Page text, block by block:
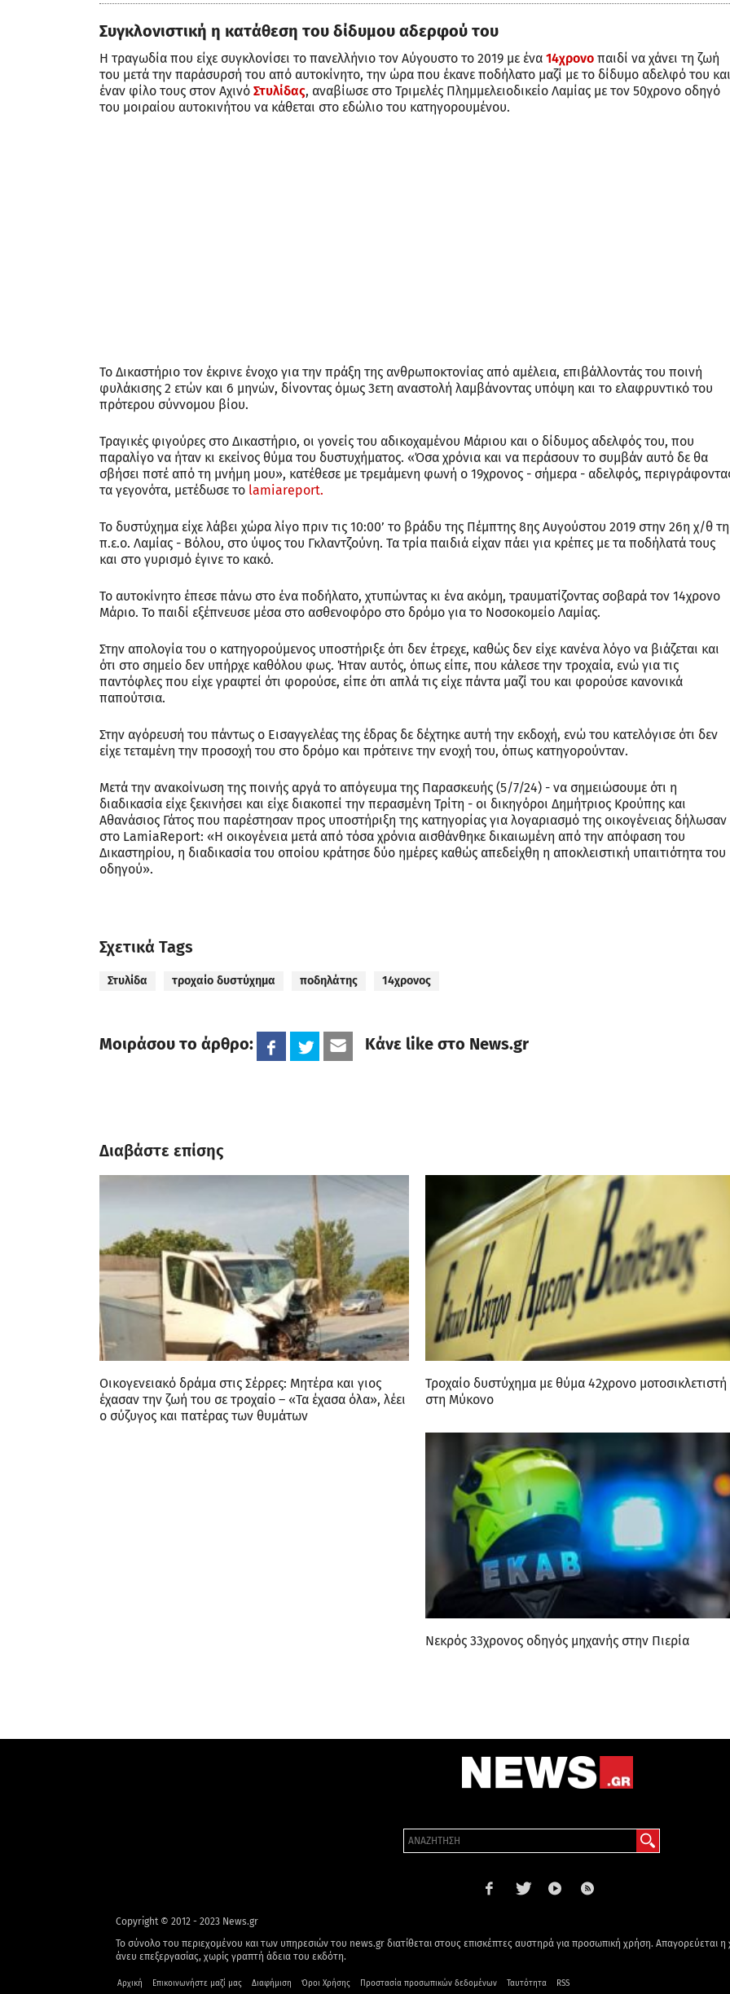
Συγκλονιστική η κατάθεση του δίδυμου αδερφού του
Η τραγωδία που είχε συγκλονίσει το πανελλήνιο τον Αύγουστο το 2019 με ένα 14χρονο παιδί να χάνει τη ζωή
του μετά την παράσυρσή του από αυτοκίνητο, την ώρα που έκανε ποδήλατο μαζί με το δίδυμο αδελφό του και
έναν φίλο τους στον Αχινό Στυλίδας, αναβίωσε στο Τριμελές Πλημμελειοδικείο Λαμίας με τον 50χρονο οδηγό
του μοιραίου αυτοκινήτου να κάθεται στο εδώλιο του κατηγορουμένου.
Το Δικαστήριο τον έκρινε ένοχο για την πράξη της ανθρωποκτονίας από αμέλεια, επιβάλλοντάς του ποινή
φυλάκισης 2 ετών και 6 μηνών, δίνοντας όμως 3ετη αναστολή λαμβάνοντας υπόψη και το ελαφρυντικό του
πρότερου σύννομου βίου.
Τραγικές φιγούρες στο Δικαστήριο, οι γονείς του αδικοχαμένου Μάριου και ο δίδυμος αδελφός του, που
παραλίγο να ήταν κι εκείνος θύμα του δυστυχήματος. «Όσα χρόνια και να περάσουν το συμβάν αυτό δε θα
σβήσει ποτέ από τη μνήμη μου», κατέθεσε με τρεμάμενη φωνή ο 19χρονος - σήμερα - αδελφός,
τα γεγονότα, μετέδωσε το lamiareport.
Το δυστύχημα είχε λάβει χώρα λίγο πριν τις 10:00’ το βράδυ της Πέμπτης 8ης Αυγούστου 2019 στην 26η χ/θ
π.ε.ο. Λαμίας - Βόλου, στο ύψος του Γκλαντζούνη. Τα τρία παιδιά είχαν πάει για κρέπες με τα ποδήλατά τους
και στο γυρισμό έγινε το κακό.
Το αυτοκίνητο έπεσε πάνω στο ένα ποδήλατο, χτυπώντας κι ένα ακόμη, τραυματίζοντας σοβαρά τον 14χρονο
Μάριο. Το παιδί εξέπνευσε μέσα στο ασθενοφόρο στο δρόμο για το Νοσοκομείο Λαμίας.
Στην απολογία του ο κατηγορούμενος υποστήριξε ότι δεν έτρεχε, καθώς δεν είχε κανένα λόγο να βιάζεται και
ότι στο σημείο δεν υπήρχε καθόλου φως. Ήταν αυτός, όπως είπε, που κάλεσε την τροχαία, ενώ για τις
παντόφλες που είχε γραφτεί ότι φορούσε, είπε ότι απλά τις είχε πάντα μαζί του και φορούσε κανονικά
παπούτσια.
Στην αγόρευσή του πάντως ο Εισαγγελέας της έδρας δε δέχτηκε αυτή την εκδοχή, ενώ του κατελόγισε ότι δεν
είχε τεταμένη την προσοχή του στο δρόμο και πρότεινε την ενοχή του, όπως κατηγορούνταν.
Μετά την ανακοίνωση της ποινής αργά το απόγευμα της Παρασκευής (5/7/24) - να σημειώσουμε ότι η
διαδικασία είχε ξεκινήσει και είχε διακοπεί την περασμένη Τρίτη - οι δικηγόροι Δημήτριος Κρούπης και
Αθανάσιος Γάτος που παρέστησαν προς υποστήριξη της κατηγορίας για λογαριασμό της οικογένειας δήλωσαν
στο LamiaReport: «Η οικογένεια μετά από τόσα χρόνια αισθάνθηκε δικαιωμένη από την απόφαση του
Δικαστηρίου, η διαδικασία του οποίου κράτησε δύο ημέρες καθώς απεδείχθη η αποκλειστική υπαιτιότητα του
οδηγού».
Σχετικά Tags
Στυλίδα τροχαίο δυστύχημα ποδηλάτης 14χρονος
Μοιράσου το άρθρο: Κάνε like στο News.gr
Διαβάστε επίσης
Οικογενειακό δράμα στις Σέρρες: Μητέρα και γιος
έχασαν την ζωή του σε τροχαίο – «Τα έχασα όλα», λέει
ο σύζυγος και πατέρας των θυμάτων
Τροχαίο δυστύχημα με θύμα 42χρονο μοτοσικλετιστή
στη Μύκονο
Νεκρός 33χρονος οδηγός μηχανής στην Πιερία
Copyright © 2012 - 2023 News.gr
Το σύνολο του περιεχομένου και των υπηρεσιών του news.gr διατίθεται στους επισκέπτες αυστηρά για προσωπική χρήση.
άνευ επεξεργασίας, χωρίς γραπτή άδεια του εκδότη.
Αρχική Επικοινωνήστε μαζί μας Διαφήμιση Όροι Χρήσης Προστασία προσωπικών δεδομένων Ταυτότητα RSS